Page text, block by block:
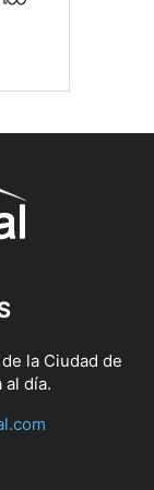
la Ciudad de
al día.